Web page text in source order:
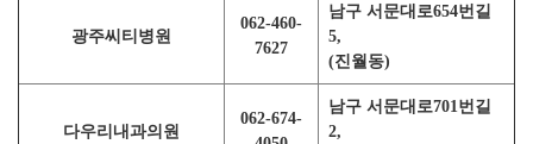
광주씨티병원
062-460-
7627
남구 서문대로654번길
5,
(진월동)
다우리내과의원
062-674-
남구 서문대로701번길
2,